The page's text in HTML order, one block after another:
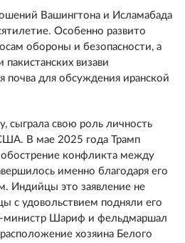
Вашингтона и Исламабада
Особенно развито
обороны и безопасности, а
визави
почва для обсуждения иранской
сыграла свою роль личность
В мае 2025 года Трамп
конфликта между
именно благодаря его
Индийцы это заявление не
с удовольствием подняли его
министр Шариф и фельдмаршал
хозяина Белого